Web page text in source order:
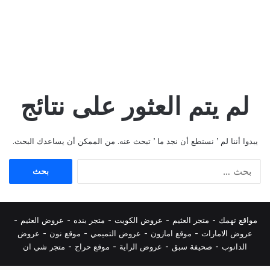
لم يتم العثور على نتائج
يبدوا أننا لم ’ نستطع أن نجد ما ’ تبحث عنه. من الممكن أن يساعدك البحث.
مواقع تهمك - متجر العثيم - عروض الكويت - متجر بنده - عروض العثيم -
عروض الامارات - موقع امازون - عروض التميمي - موقع نون - عروض
الدانوب - صحيفة سبق - عروض الراية - موقع حراج - متجر شي ان